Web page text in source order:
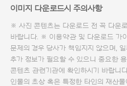
이미지 다운로드시 주의사항
※ 사진 콘텐츠는 다운로드 전 꼭 다운
바랍니다. ※ 이용약관 및 다운로드 가
문제의 경우 당사가 책임지지 않으며,
추가 정보가 필요할 수 있으니 중요한
콘텐츠 관련기관에 확인하시기 바랍니
인물의 초상 혹은 특정한 타인의 재산